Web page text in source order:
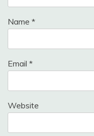
Name *
Email *
Website